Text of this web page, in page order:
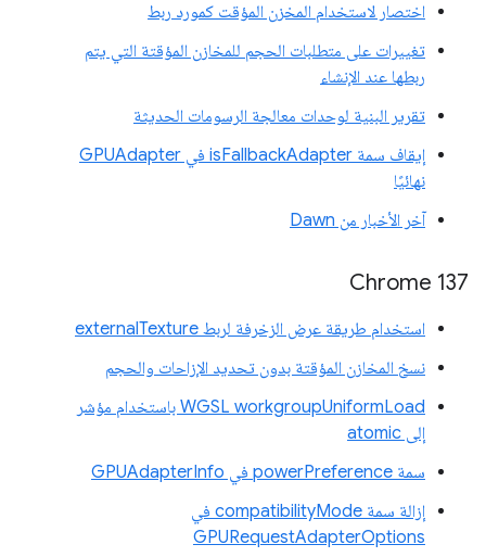
اختصار لاستخدام المخزن المؤقت كمورد ربط
تغييرات على متطلبات الحجم للمخازن المؤقتة التي يتم
ربطها عند الإنشاء
تقرير البنية لوحدات معالجة الرسومات الحديثة
إيقاف سمة isFallbackAdapter في GPUAdapter
نهائيًا
آخر الأخبار من Dawn
‫Chrome 137
استخدام طريقة عرض الزخرفة لربط externalTexture
نسخ المخازن المؤقتة بدون تحديد الإزاحات والحجم
‫WGSL workgroupUniformLoad باستخدام مؤشر
إلى atomic
سمة powerPreference في GPUAdapterInfo
إزالة سمة compatibilityMode في
GPURequestAdapterOptions